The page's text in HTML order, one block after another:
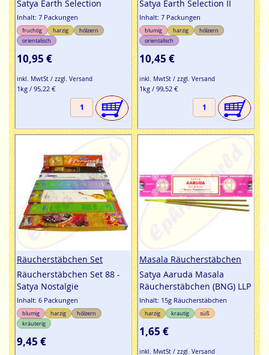
Satya Earth Selection
Inhalt: 7 Packungen
fruchtig harzig
hölzern
orientalisch
10,95 €
inkl. MwtSt / zzgl. Versand
1kg / 95,22 €
Satya Earth Selection II
Inhalt: 7 Packungen
blumig harzig
hölzern
orientalisch
10,45 €
inkl. MwtSt / zzgl. Versand
1kg / 99,52 €
Räucherstäbchen Set
Räucherstäbchen Set 88 -
Satya Nostalgie
Inhalt: 6 Packungen
blumig harzig
hölzern
kräuterig
9,45 €
Masala Räucherstäbchen
Satya Aaruda Masala
Räucherstäbchen (BNG) LLP
Inhalt: 15g Räucherstäbchen
harzig krautig süß
1,65 €
inkl. MwtSt / zzgl. Versand